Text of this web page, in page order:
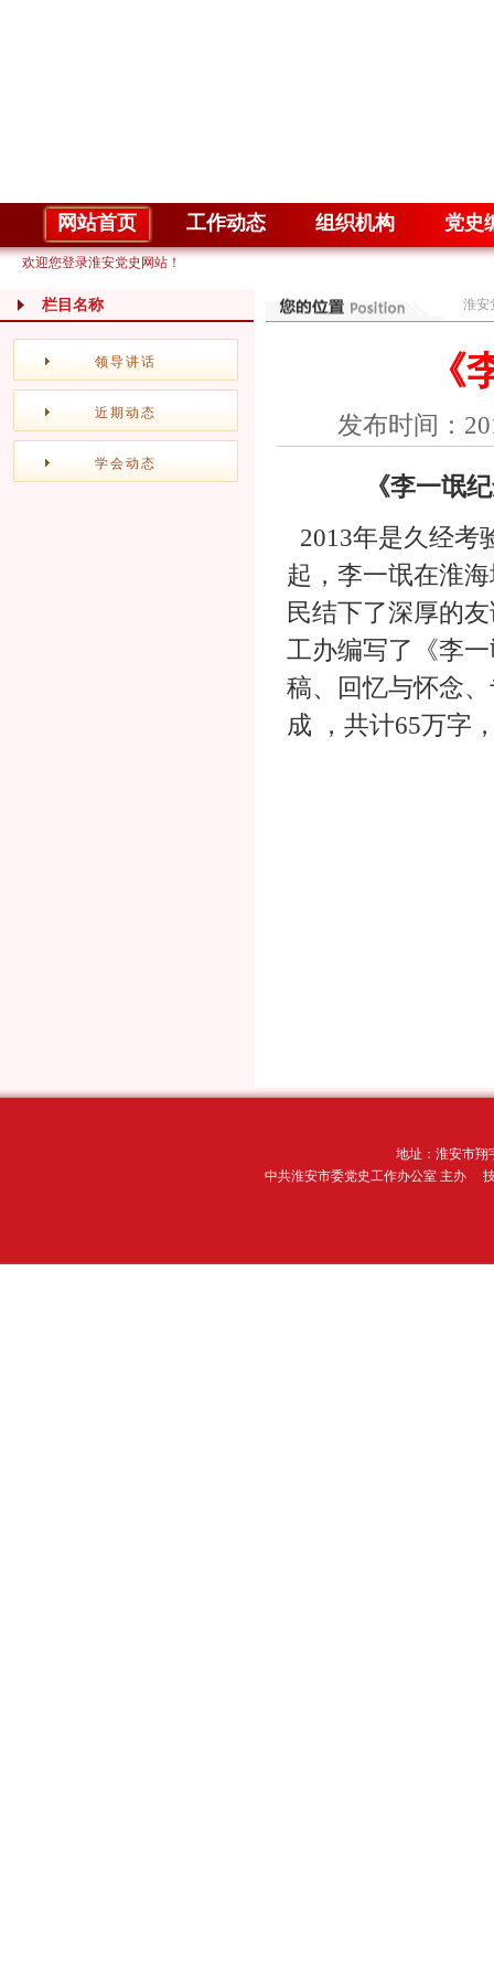
网站首页 工作动态 组织机构 党史
欢迎您登录淮安党史网站！
栏目名称
领导讲话
近期动态
学会动态
淮安
发布时间：
《李一氓
2013年是久经考
起，李一氓在淮
民结下了深厚的
工办编写了《李
稿、回忆与怀念
成 ，共计65万字
地址：淮安市翔
中共淮安市委党史工作办公室 主办